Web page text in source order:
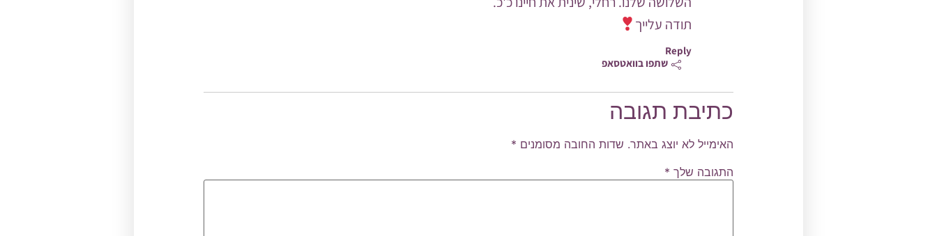
תודה עלייך
Reply
שתפו בוואטסאפ
כתיבת תגובה
האימייל לא יוצג באתר. שדות החובה מסומנים *
התגובה שלך *